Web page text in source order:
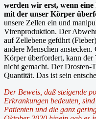
werden wir erst, wenn
mit der unser Körper
unsere Zellen ein und
Virenproduktion. Der
auf Zellebene geführt
andere Menschen
Körper überfordert, kann der
nicht gemacht. Der Drosten-
Quantität. Das ist sein
Der Beweis, daß steigende
Erkrankungen bedeuten,
Patienten und die ganz